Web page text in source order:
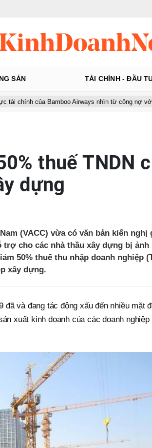
SẢN TÀI CHÍNH - ĐẦU
Bamboo Airways nhìn từ công nợ với ACV
thuế TNDN
dựng
(VACC) vừa có văn bản kiến nghị
cho các nhà thầu xây dựng bị
50% thuế thu nhập doanh nghiệp
xây dựng.
đã và đang tác động xấu đến nhiều mặt
xuất kinh doanh của các doanh